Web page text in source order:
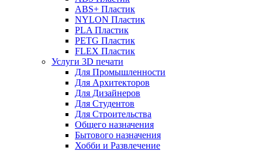
ABS+ Пластик
NYLON Пластик
PLA Пластик
PETG Пластик
FLEX Пластик
Услуги 3D печати
Для Промышленности
Для Архитекторов
Для Дизайнеров
Для Студентов
Для Строительства
Общего назначения
Бытового назначения
Хобби и Развлечение